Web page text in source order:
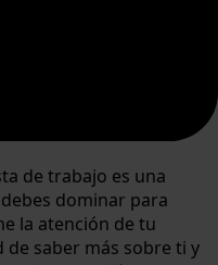
de trabajo es una
dominar para
la atención de tu
saber más sobre ti y